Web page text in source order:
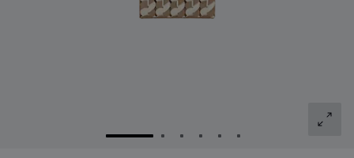
转到幻灯片 1转到幻灯片 2
转到幻灯片 3
转到幻灯片 4
转到幻灯片 5
转到幻灯片 6